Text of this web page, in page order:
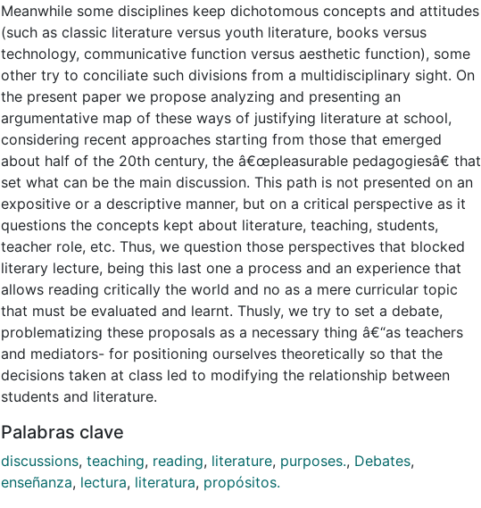
Meanwhile some disciplines keep dichotomous concepts and attitudes
(such as classic literature versus youth literature, books versus
technology, communicative function versus aesthetic function), some
other try to conciliate such divisions from a multidisciplinary sight. On
the present paper we propose analyzing and presenting an
argumentative map of these ways of justifying literature at school,
considering recent approaches starting from those that emerged
about half of the 20th century, the â€œpleasurable pedagogiesâ€ that
set what can be the main discussion. This path is not presented on an
expositive or a descriptive manner, but on a critical perspective as it
questions the concepts kept about literature, teaching, students,
teacher role, etc. Thus, we question those perspectives that blocked
literary lecture, being this last one a process and an experience that
allows reading critically the world and no as a mere curricular topic
that must be evaluated and learnt. Thusly, we try to set a debate,
problematizing these proposals as a necessary thing â€“as teachers
and mediators- for positioning ourselves theoretically so that the
decisions taken at class led to modifying the relationship between
students and literature.
Palabras clave
discussions, teaching, reading, literature, purposes., Debates,
enseñanza, lectura, literatura, propósitos.